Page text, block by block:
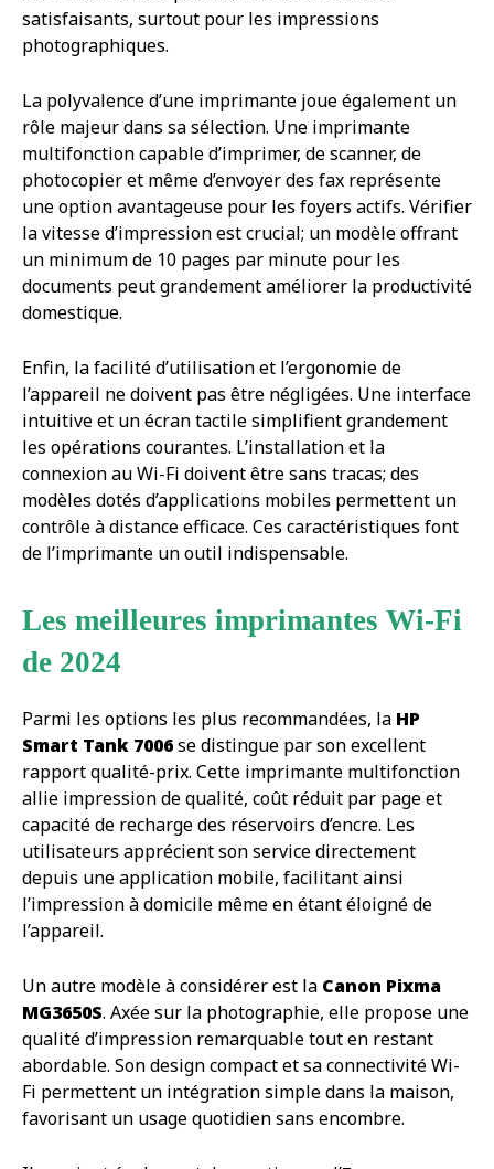
satisfaisants, surtout pour les impressions
photographiques.
La polyvalence d’une imprimante joue également un
rôle majeur dans sa sélection. Une imprimante
multifonction capable d’imprimer, de scanner, de
photocopier et même d’envoyer des fax représente
une option avantageuse pour les foyers actifs. Vérifier
la vitesse d’impression est crucial; un modèle offrant
un minimum de 10 pages par minute pour les
documents peut grandement améliorer la productivité
domestique.
Enfin, la facilité d’utilisation et l’ergonomie de
l’appareil ne doivent pas être négligées. Une interface
intuitive et un écran tactile simplifient grandement
les opérations courantes. L’installation et la
connexion au Wi-Fi doivent être sans tracas; des
modèles dotés d’applications mobiles permettent un
contrôle à distance efficace. Ces caractéristiques font
de l’imprimante un outil indispensable.
Les meilleures imprimantes Wi-Fi
de 2024
Parmi les options les plus recommandées, la HP
Smart Tank 7006se distingue par son excellent
rapport qualité-prix. Cette imprimante multifonction
allie impression de qualité, coût réduit par page et
capacité de recharge des réservoirs d’encre. Les
utilisateurs apprécient son service directement
depuis une application mobile, facilitant ainsi
l’impression à domicile même en étant éloigné de
l’appareil.
Un autre modèle à considérer est la Canon Pixma
MG3650S. Axée sur la photographie, elle propose une
qualité d’impression remarquable tout en restant
abordable. Son design compact et sa connectivité Wi-
Fi permettent un intégration simple dans la maison,
favorisant un usage quotidien sans encombre.